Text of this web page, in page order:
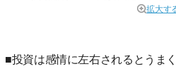
拡大す
■投資は感情に左右されるとうま